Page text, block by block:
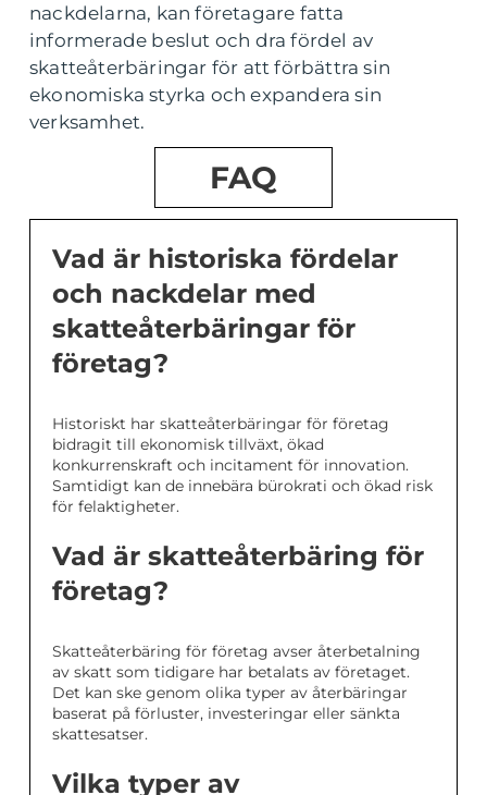
nackdelarna, kan företagare fatta
informerade beslut och dra fördel av
skatteåterbäringar för att förbättra sin
ekonomiska styrka och expandera sin
verksamhet.
FAQ
Vad är historiska fördelar
och nackdelar med
skatteåterbäringar för
företag?
Historiskt har skatteåterbäringar för företag
bidragit till ekonomisk tillväxt, ökad
konkurrenskraft och incitament för innovation.
Samtidigt kan de innebära bürokrati och ökad risk
för felaktigheter.
Vad är skatteåterbäring för
företag?
Skatteåterbäring för företag avser återbetalning
av skatt som tidigare har betalats av företaget.
Det kan ske genom olika typer av återbäringar
baserat på förluster, investeringar eller sänkta
skattesatser.
Vilka typer av